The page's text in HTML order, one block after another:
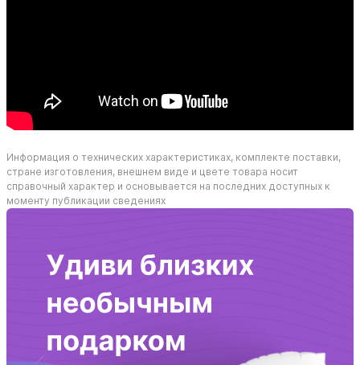
Информация о технических характеристиках, комплекте поставки,
стране изготовления, внешнем виде и цвете товара носит
справочный характер и основывается на последних доступных к
моменту публикации сведениях